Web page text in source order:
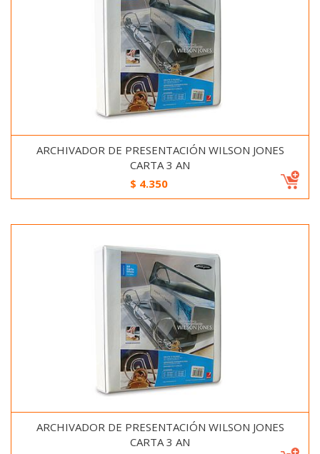
ARCHIVADOR DE PRESENTACIÓN WILSON JONES
CARTA 3 AN
$ 4.350
ARCHIVADOR DE PRESENTACIÓN WILSON JONES
CARTA 3 AN